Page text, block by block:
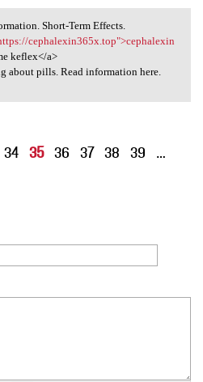
Short-Term
Short-Term Effects.
cephalexin365x.top">cephalexin
keflex</a>
about pills. Read information here.
34 35 36 37 38 39 …